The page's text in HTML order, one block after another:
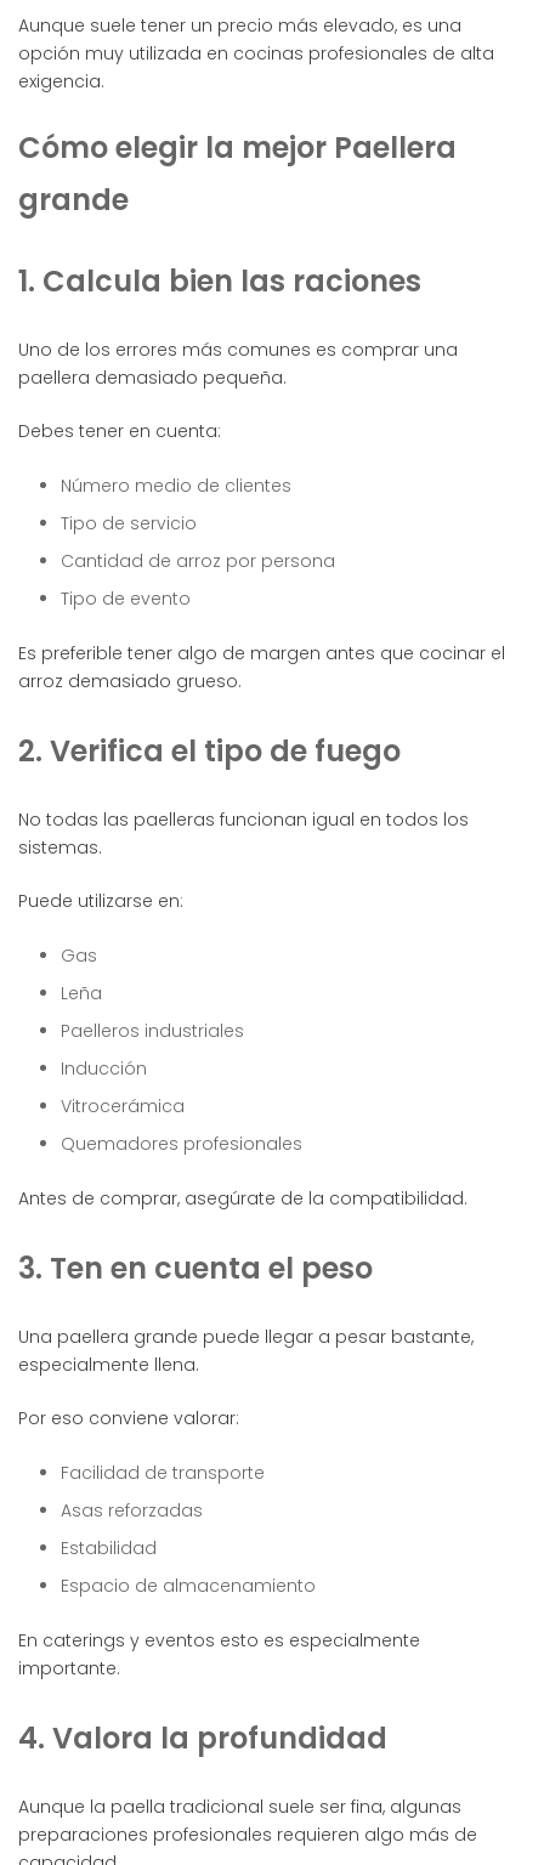
Aunque suele tener un precio más elevado, es una
opción muy utilizada en cocinas profesionales de alta
exigencia.
Cómo elegir la mejor Paellera
grande
1. Calcula bien las raciones
Uno de los errores más comunes es comprar una
paellera demasiado pequeña.
Debes tener en cuenta:
Número medio de clientes
Tipo de servicio
Cantidad de arroz por persona
Tipo de evento
Es preferible tener algo de margen antes que cocinar el
arroz demasiado grueso.
2. Verifica el tipo de fuego
No todas las paelleras funcionan igual en todos los
sistemas.
Puede utilizarse en:
Gas
Leña
Paelleros industriales
Inducción
Vitrocerámica
Quemadores profesionales
Antes de comprar, asegúrate de la compatibilidad.
3. Ten en cuenta el peso
Una paellera grande puede llegar a pesar bastante,
especialmente llena.
Por eso conviene valorar:
Facilidad de transporte
Asas reforzadas
Estabilidad
Espacio de almacenamiento
En caterings y eventos esto es especialmente
importante.
4. Valora la profundidad
Aunque la paella tradicional suele ser fina, algunas
preparaciones profesionales requieren algo más de